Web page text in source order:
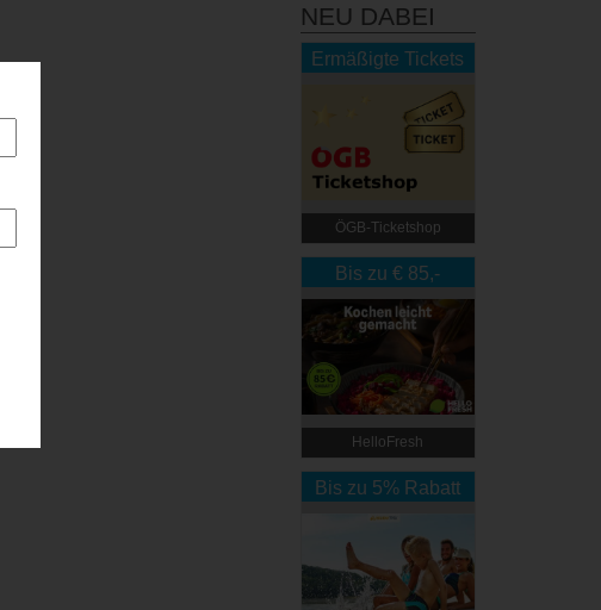
NEU DABEI
Ermäßigte Tickets
ÖGB-Ticketshop
Bis zu € 85,-
Rabatt
HelloFresh
Bis zu 5% Rabatt